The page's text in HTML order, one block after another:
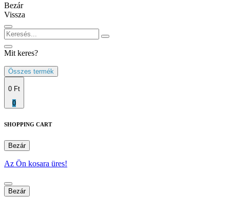
Bezár
Vissza
Mit keres?
Összes termék
0 Ft
0
SHOPPING CART
Bezár
Az Ön kosara üres!
Bezár